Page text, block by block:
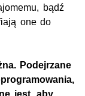
bądź
one do
Podejrzane
jest, aby